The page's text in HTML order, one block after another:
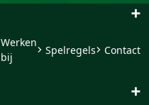
+
Werken
bij
Spelregels Contact
+